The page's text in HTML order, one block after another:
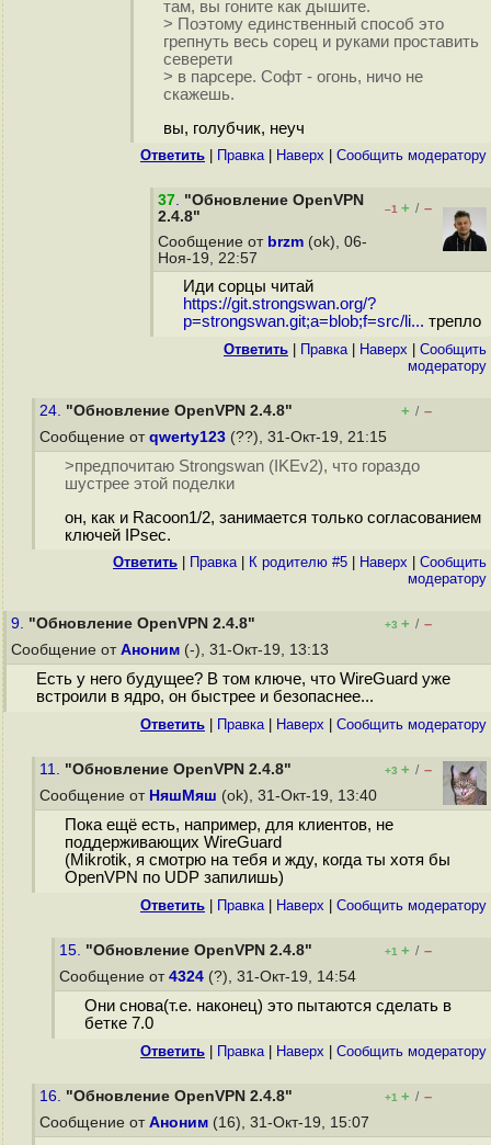
там, вы гоните как дышите.
> Поэтому единственный способ это
грепнуть весь сорец и руками проставить
северети
> в парсере. Софт - огонь, ничо не
скажешь.
вы, голубчик, неуч
Ответить Правка| Наверх Cообщить модератору
37. "Обновление OpenVPN
2.4.8"
–1 + / –
Сообщение от brzm (ok), 06-
Ноя-19, 22:57
Иди сорцы читай
https://git.strongswan.org/?
p=strongswan.git;a=blob;f=src/li... трепло
Ответить Правка| Наверх
Cообщить
модератору
24. "Обновление OpenVPN 2.4.8" + / –
Сообщение от qwerty123 (??), 31-Окт-19, 21:15
>предпочитаю Strongswan (IKEv2), что гораздо
шустрее этой поделки
он, как и Racoon1/2, занимается только согласованием
ключей IPsec.
Ответить Правка| К родителю #5 Наверх
Cообщить
модератору
9. "Обновление OpenVPN 2.4.8" +3 + / –
Сообщение от Аноним (-), 31-Окт-19, 13:13
Есть у него будущее? В том ключе, что WireGuard уже
встроили в ядро, он быстрее и безопаснее...
Ответить Правка| Наверх Cообщить модератору
11. "Обновление OpenVPN 2.4.8" +3 + / –
Сообщение от НяшМяш (ok), 31-Окт-19, 13:40
Пока ещё есть, например, для клиентов, не
поддерживающих WireGuard
(Mikrotik, я смотрю на тебя и жду, когда ты хотя бы
OpenVPN по UDP запилишь)
Ответить Правка| Наверх Cообщить модератору
15. "Обновление OpenVPN 2.4.8" +1 + / –
Сообщение от 4324 (?), 31-Окт-19, 14:54
Они снова(т.е. наконец) это пытаются сделать в
бетке 7.0
Ответить Правка| Наверх Cообщить модератору
16. "Обновление OpenVPN 2.4.8" +1 + / –
Сообщение от Аноним (16), 31-Окт-19, 15:07